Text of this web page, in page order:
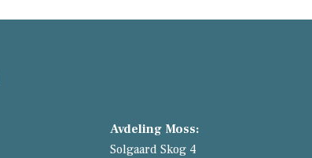
Avdeling Moss:
Solgaard Skog 4